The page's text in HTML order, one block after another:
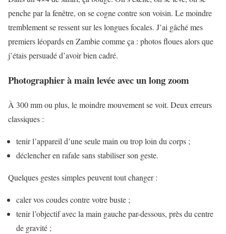
penche par la fenêtre, on se cogne contre son voisin. Le moindre
tremblement se ressent sur les longues focales. J’ai gâché mes
premiers léopards en Zambie comme ça : photos floues alors que
j’étais persuadé d’avoir bien cadré.
Photographier à main levée avec un long zoom
À 300 mm ou plus, le moindre mouvement se voit. Deux erreurs
classiques :
tenir l’appareil d’une seule main ou trop loin du corps ;
déclencher en rafale sans stabiliser son geste.
Quelques gestes simples peuvent tout changer :
caler vos coudes contre votre buste ;
tenir l’objectif avec la main gauche par-dessous, près du centre
de gravité ;